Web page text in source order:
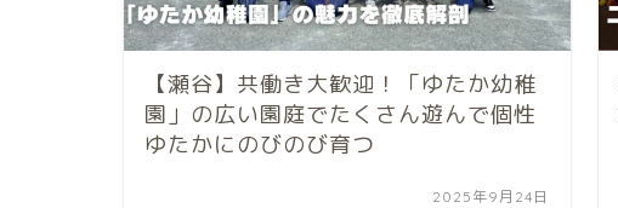
【瀬谷】共働き大歓迎！「ゆたか幼稚
園」の広い園庭でたくさん遊んで個性
ゆたかにのびのび育つ
2025年9月24日